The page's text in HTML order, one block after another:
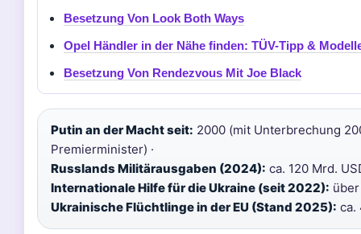
Besetzung Von Look Both Ways
Opel Händler in der Nähe finden: TÜV-Tipp &
Besetzung Von Rendezvous Mit Joe Black
Putin an der Macht seit: 2000 (mit Unterbrechung
Premierminister) ·
Russlands Militärausgaben (2024): ca. 120 Mrd.
Internationale Hilfe für die Ukraine (seit 2022): über
Ukrainische Flüchtlinge in der EU (Stand 2025): ca.